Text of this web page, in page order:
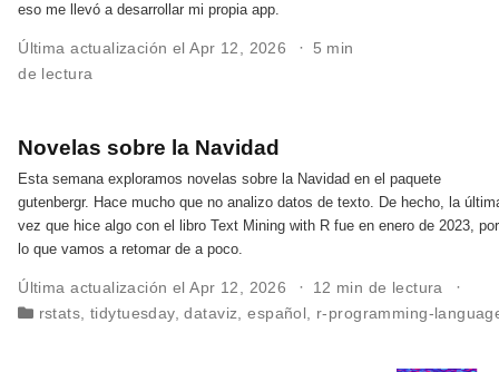
eso me llevó a desarrollar mi propia app.
Última actualización el Apr 12, 2026
5 min
de lectura
Novelas sobre la Navidad
Esta semana exploramos novelas sobre la Navidad en el paquete
gutenbergr. Hace mucho que no analizo datos de texto. De hecho, la
vez que hice algo con el libro Text Mining with R fue en enero de 2023, por
lo que vamos a retomar de a poco.
Última actualización el Apr 12, 2026
12 min de lectura
rstats tidytuesday,dataviz ,español r-programming-